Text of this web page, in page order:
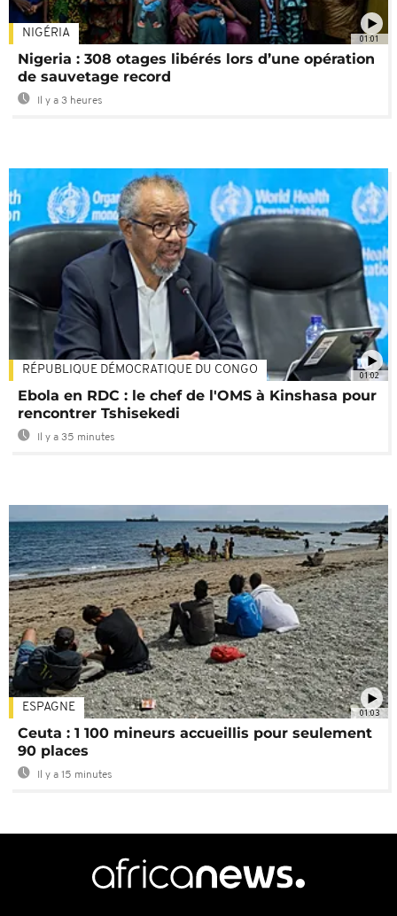
01:01
NIGÉRIA
Nigeria : 308 otages libérés lors d’une opération
de sauvetage record
Il y a 3 heures
01:02
RÉPUBLIQUE DÉMOCRATIQUE DU CONGO
Ebola en RDC : le chef de l'OMS à Kinshasa pour
rencontrer Tshisekedi
Il y a 35 minutes
01:03
ESPAGNE
Ceuta : 1 100 mineurs accueillis pour seulement
90 places
Il y a 15 minutes